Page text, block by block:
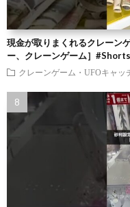
現金が取りまくれるクレーン
ー、クレーンゲーム］#Shorts
クレーンゲーム・UFOキャッ